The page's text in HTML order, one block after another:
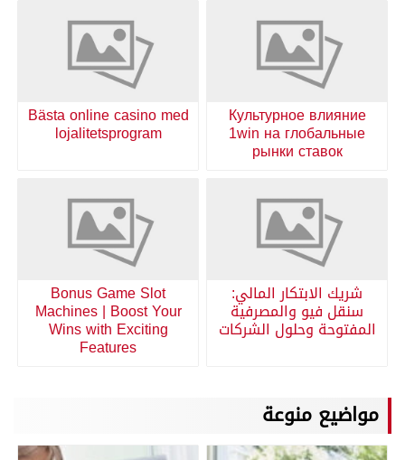
Культурное влияние
1win на глобальные
рынки ставок
Bästa online casino med
lojalitetsprogram
شريك الابتكار المالي:
سنقل فيو والمصرفية
المفتوحة وحلول الشركات
Bonus Game Slot
Machines | Boost Your
Wins with Exciting
Features
مواضيع منوعة